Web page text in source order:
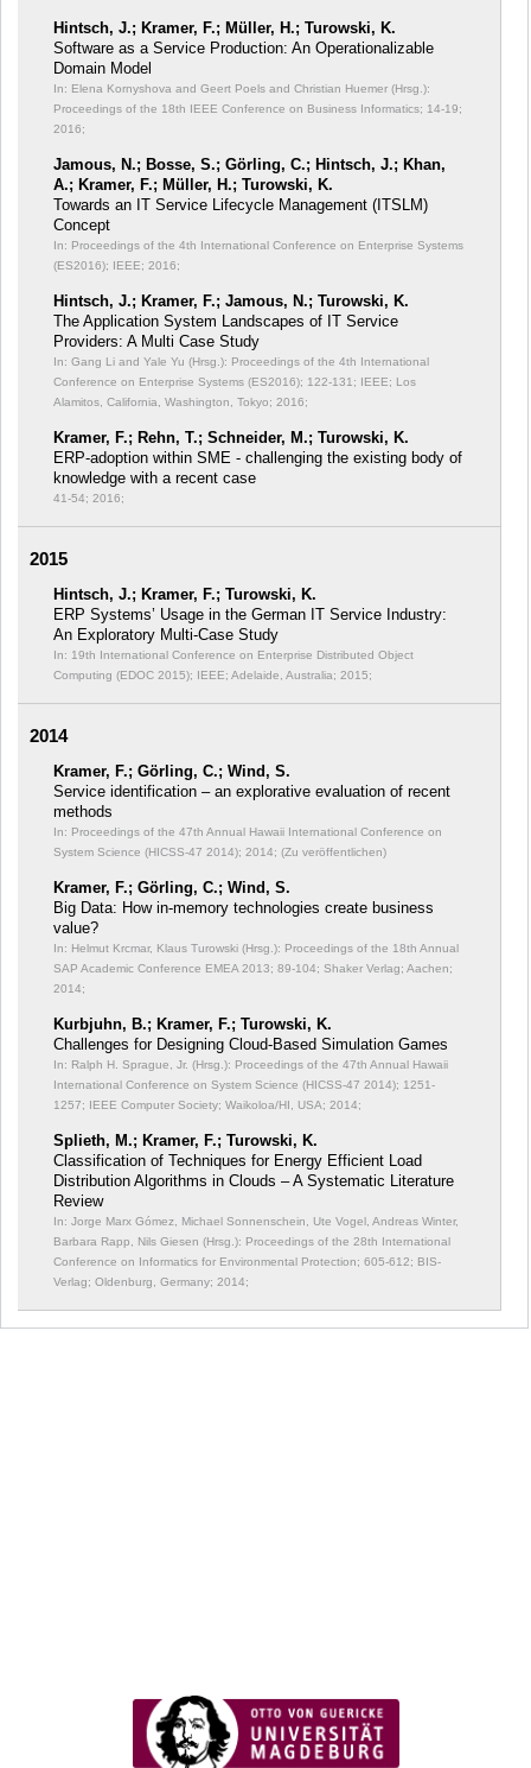
Hintsch, J.; Kramer, F.; Müller, H.; Turowski, K.
Software as a Service Production: An Operationalizable
Domain Model
In: Elena Kornyshova and Geert Poels and Christian Huemer (Hrsg.):
Proceedings of the 18th IEEE Conference on Business Informatics; 14-19;
2016;
Jamous, N.; Bosse, S.; Görling, C.; Hintsch, J.; Khan,
A.; Kramer, F.; Müller, H.; Turowski, K.
Towards an IT Service Lifecycle Management (ITSLM)
Concept
In: Proceedings of the 4th International Conference on Enterprise Systems
(ES2016); IEEE; 2016;
Hintsch, J.; Kramer, F.; Jamous, N.; Turowski, K.
The Application System Landscapes of IT Service
Providers: A Multi Case Study
In: Gang Li and Yale Yu (Hrsg.): Proceedings of the 4th International
Conference on Enterprise Systems (ES2016); 122-131; IEEE; Los
Alamitos, California, Washington, Tokyo; 2016;
Kramer, F.; Rehn, T.; Schneider, M.; Turowski, K.
ERP-adoption within SME - challenging the existing body of
knowledge with a recent case
41-54; 2016;
2015
Hintsch, J.; Kramer, F.; Turowski, K.
ERP Systems’ Usage in the German IT Service Industry:
An Exploratory Multi-Case Study
In: 19th International Conference on Enterprise Distributed Object
Computing (EDOC 2015); IEEE; Adelaide, Australia; 2015;
2014
Kramer, F.; Görling, C.; Wind, S.
Service identification – an explorative evaluation of recent
methods
In: Proceedings of the 47th Annual Hawaii International Conference on
System Science (HICSS-47 2014); 2014; (Zu veröffentlichen)
Kramer, F.; Görling, C.; Wind, S.
Big Data: How in-memory technologies create business
value?
In: Helmut Krcmar, Klaus Turowski (Hrsg.): Proceedings of the 18th Annual
SAP Academic Conference EMEA 2013; 89-104; Shaker Verlag; Aachen;
2014;
Kurbjuhn, B.; Kramer, F.; Turowski, K.
Challenges for Designing Cloud-Based Simulation Games
In: Ralph H. Sprague, Jr. (Hrsg.): Proceedings of the 47th Annual Hawaii
International Conference on System Science (HICSS-47 2014); 1251-
1257; IEEE Computer Society; Waikoloa/HI, USA; 2014;
Splieth, M.; Kramer, F.; Turowski, K.
Classification of Techniques for Energy Efficient Load
Distribution Algorithms in Clouds – A Systematic Literature
Review
In: Jorge Marx Gómez, Michael Sonnenschein, Ute Vogel, Andreas Winter,
Barbara Rapp, Nils Giesen (Hrsg.): Proceedings of the 28th International
Conference on Informatics for Environmental Protection; 605-612; BIS-
Verlag; Oldenburg, Germany; 2014;